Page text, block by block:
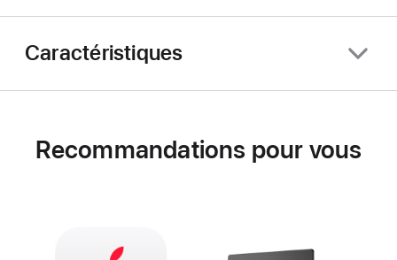
Caractéristiques
Recommandations pour vous